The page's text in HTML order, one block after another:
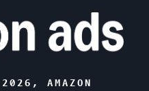
2026 , AMAZON